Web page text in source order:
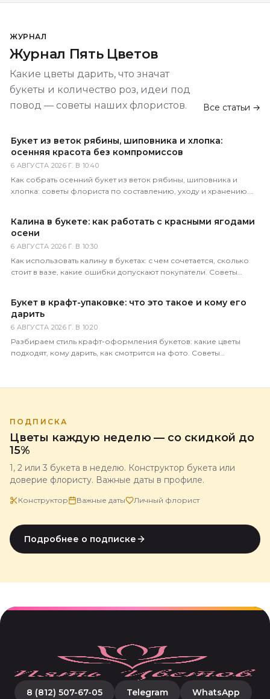
ЖУРНАЛ
Журнал Пять Цветов
Какие цветы дарить, что значат
букеты и количество роз, идеи под
повод — советы наших флористов.
Все статьи →
Букет из веток рябины, шиповника и хлопка:
осенняя красота без компромиссов
6 АВГУСТА 2026 Г. В 10:40
Как собрать осенний букет из веток рябины, шиповника и
хлопка: советы флориста по составлению, уходу и хранению.
Калина в букете: как работать с красными ягодами
осени
6 АВГУСТА 2026 Г. В 10:30
Как использовать калину в букетах: с чем сочетается, сколько
стоит в вазе, какие ошибки допускают покупатели. Советы
Букет в крафт-упаковке: что это такое и кому его
дарить
6 АВГУСТА 2026 Г. В 10:20
Разбираем стиль крафт-оформления букетов: какие цветы
подходят, кому дарить, как смотрится на фото. Советы
ПОДПИСКА
Цветы каждую неделю — со скидкой до
15%
1, 2 или 3 букета в неделю. Конструктор букета или
доверие флористу. Важные даты в профиле.
Конструктор Важные даты Личный флорист
Подробнее о подписке
8 (812) 507-67-05 Telegram WhatsApp